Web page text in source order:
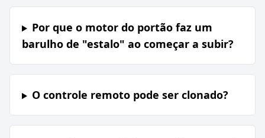
Por que o motor do portão faz um
barulho de "estalo" ao começar a subir?
O controle remoto pode ser clonado?